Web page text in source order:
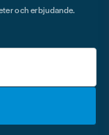
och erbjudande.